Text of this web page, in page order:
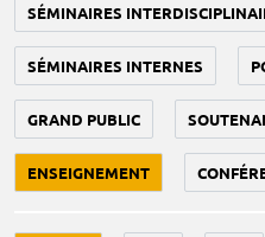
SÉMINAIRES
SÉMINAIRES INTERNES
GRAND PUBLIC
ENSEIGNEMENT